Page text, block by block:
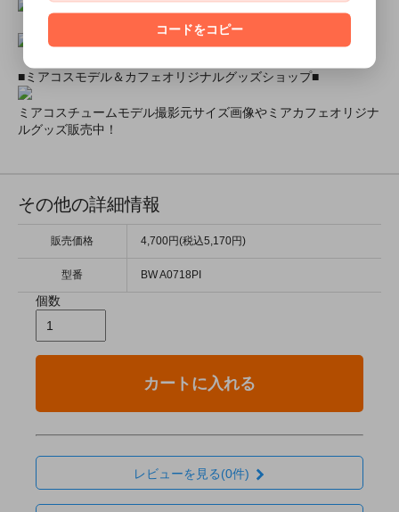
■ミアコスモデル＆カフェオリジナルグッズショップ■
ミアコスチュームモデル撮影元サイズ画像やミアカフェオリジナ
ルグッズ販売中！
その他の詳細情報
販売価格 4,700円(税込5,170円)
型番 BW A0718PI
個数
カートに入れる
レビューを見る(0件)
コードをコピー